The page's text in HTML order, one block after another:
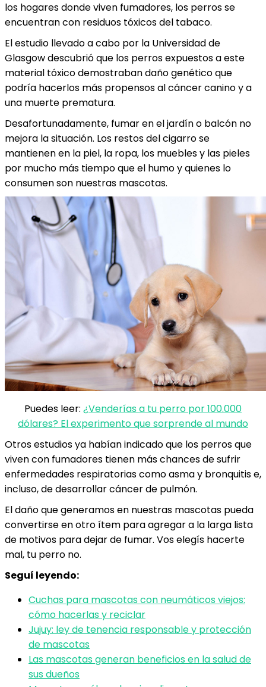
los hogares donde viven fumadores, los perros se
encuentran con residuos tóxicos del tabaco.
El estudio llevado a cabo por la Universidad de
Glasgow descubrió que los perros expuestos a este
material tóxico demostraban daño genético que
podría hacerlos más propensos al cáncer canino y a
una muerte prematura.
Desafortunadamente, fumar en el jardín o balcón no
mejora la situación. Los restos del cigarro se
mantienen en la piel, la ropa, los muebles y las pieles
por mucho más tiempo que el humo y quienes lo
consumen son nuestras mascotas.
Puedes leer: ¿Venderías a tu perro por 100.000
dólares? El experimento que sorprende al mundo
Otros estudios ya habían indicado que los perros que
viven con fumadores tienen más chances de sufrir
enfermedades respiratorias como asma y bronquitis e,
incluso, de desarrollar cáncer de pulmón.
El daño que generamos en nuestras mascotas pueda
convertirse en otro ítem para agregar a la larga lista
de motivos para dejar de fumar. Vos elegís hacerte
mal, tu perro no.
Seguí leyendo:
Cuchas para mascotas con neumáticos viejos:
cómo hacerlas y reciclar
Jujuy: ley de tenencia responsable y protección
de mascotas
Las mascotas generan beneficios en la salud de
sus dueños